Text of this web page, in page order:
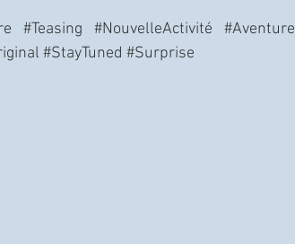
#Teasing #NouvelleActivité #Aventure
#StayTuned #Surprise